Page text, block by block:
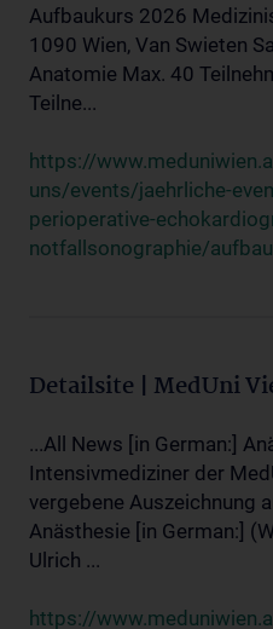
Aufbaukurs 2026
1090 Wien, Van Swieten
Anatomie Max. 40
Teilne...
https://
uns/events/jaehrliche-
perioperative-
notfallsonographie/
Detailsite | MedUni
...All News [in German:]
Intensivmediziner der
vergebene Auszeichnung
Anästhesie [in German:]
Ulrich ...
https://